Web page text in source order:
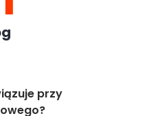
na wesele –